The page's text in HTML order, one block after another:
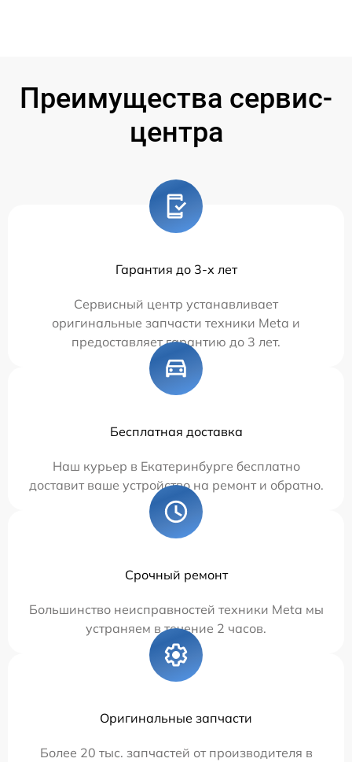
Преимущества сервис-
центра
Гарантия до 3-х лет
Сервисный центр устанавливает
оригинальные запчасти техники Meta и
предоставляет гарантию до 3 лет.
Бесплатная доставка
Наш курьер в Екатеринбурге бесплатно
доставит ваше устройство на ремонт и обратно.
Срочный ремонт
Большинство неисправностей техники Meta мы
устраняем в течение 2 часов.
Оригинальные запчасти
Более 20 тыс. запчастей от производителя в